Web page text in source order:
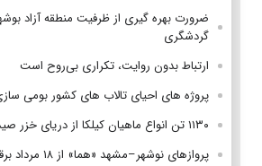
ضرورت بهره گیری از ظرفیت منطقه آزاد
گردشگری
ارتباط بدون روایت، تکراری بی‌روح است
پروژه های احیای تالاب های کشور بومی
۱۱۳۰ تن انواع ماهیان کیلکا از دریای خزر صید شد
پروازهای نوشهر–مشهد «هما» از ۱۸ مرداد برقرار می‌شود